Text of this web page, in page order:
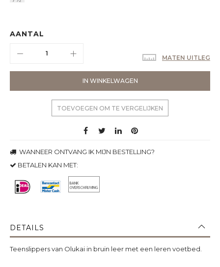
AANTAL
IN WINKELWAGEN
MATEN UITLEG
TOEVOEGEN OM TE VERGELIJKEN
WANNEER ONTVANG IK MIJN BESTELLING?
BETALEN KAN MET:
DETAILS
Teenslippers van Olukai in bruin leer met een leren voetbed.